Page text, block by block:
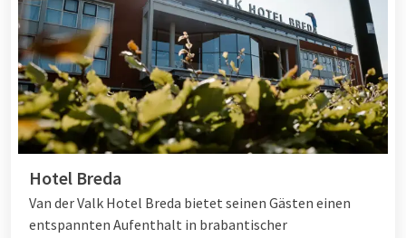
Hotel Breda
Van der Valk Hotel Breda bietet seinen Gästen einen
entspannten Aufenthalt in brabantischer